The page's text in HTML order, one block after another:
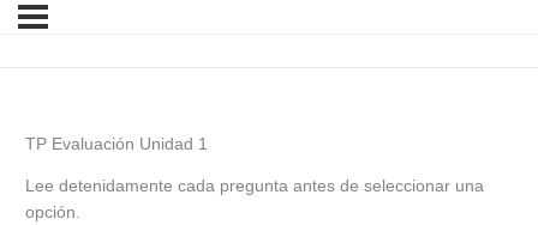
TP Evaluación Unidad 1
Lee detenidamente cada pregunta antes de seleccionar una
opción.